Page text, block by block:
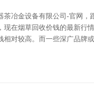
茶冶金设备有限公司-官网
现在烟草回收价钱的最新行
相对较高。而一些深广品牌